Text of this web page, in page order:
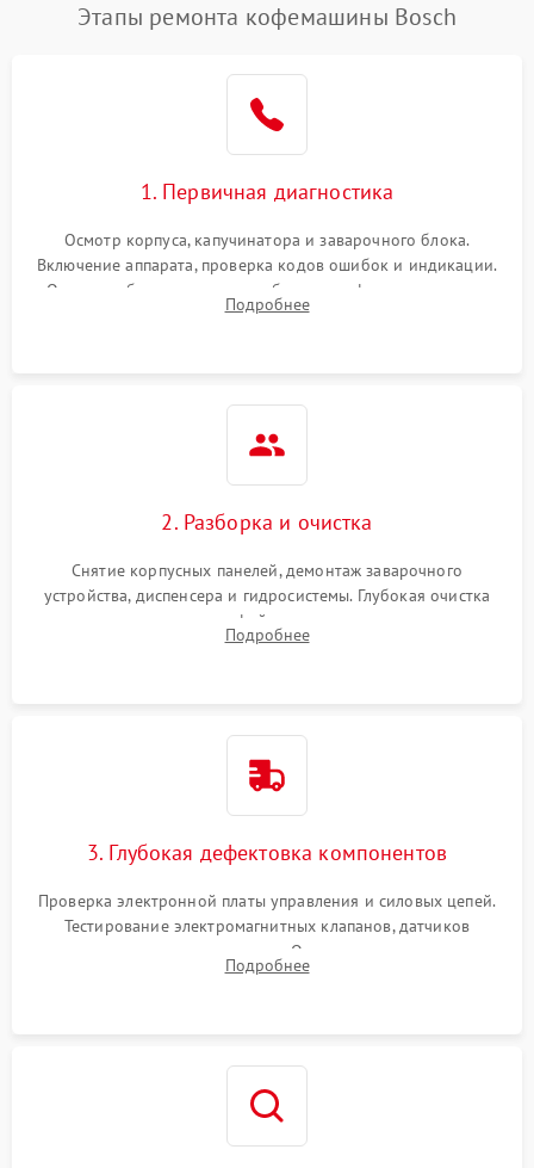
Этапы ремонта кофемашины Bosch
1. Первичная диагностика
Осмотр корпуса, капучинатора и заварочного блока.
Включение аппарата, проверка кодов ошибок и индикации.
Оценка работы помпы, термоблока и кофемолки на слух.
Измерение температуры и давления воды для выявления
Подробнее
2. Разборка и очистка
Снятие корпусных панелей, демонтаж заварочного
устройства, диспенсера и гидросистемы. Глубокая очистка
внутренних узлов от кофейных масел, жмыха и накипи.
Промывка дренажных каналов и фильтров с использованием
Подробнее
3. Глубокая дефектовка компонентов
Проверка электронной платы управления и силовых цепей.
Тестирование электромагнитных клапанов, датчиков
температуры и расходомера. Оценка степени износа
жерновов кофемолки, уплотнительных колец гидросистемы
Подробнее